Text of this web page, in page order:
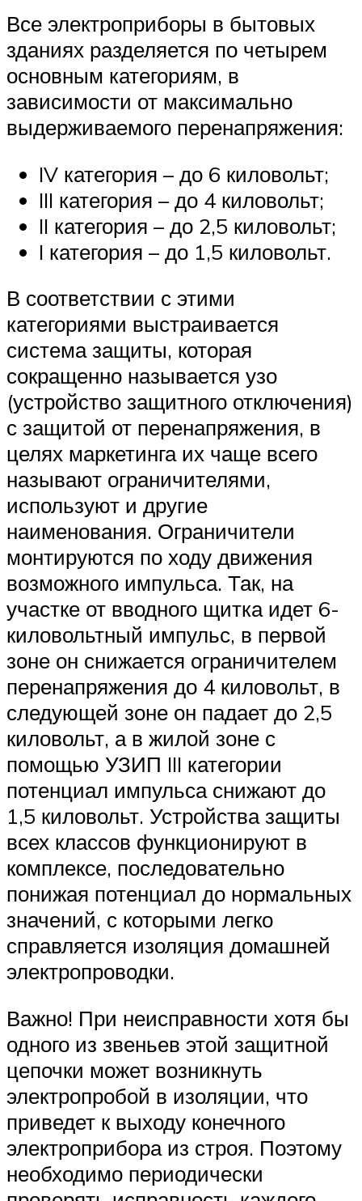
Все электроприборы в бытовых
зданиях разделяется по четырем
основным категориям, в
зависимости от максимально
выдерживаемого перенапряжения:
IV категория – до 6 киловольт;
III категория – до 4 киловольт;
II категория – до 2,5 киловольт;
I категория – до 1,5 киловольт.
В соответствии с этими
категориями выстраивается
система защиты, которая
сокращенно называется узо
(устройство защитного отключения)
с защитой от перенапряжения, в
целях маркетинга их чаще всего
называют ограничителями,
используют и другие
наименования. Ограничители
монтируются по ходу движения
возможного импульса. Так, на
участке от вводного щитка идет 6-
киловольтный импульс, в первой
зоне он снижается ограничителем
перенапряжения до 4 киловольт, в
следующей зоне он падает до 2,5
киловольт, а в жилой зоне с
помощью УЗИП III категории
потенциал импульса снижают до
1,5 киловольт. Устройства защиты
всех классов функционируют в
комплексе, последовательно
понижая потенциал до нормальных
значений, с которыми легко
справляется изоляция домашней
электропроводки.
Важно! При неисправности хотя бы
одного из звеньев этой защитной
цепочки может возникнуть
электропробой в изоляции, что
приведет к выходу конечного
электроприбора из строя. Поэтому
необходимо периодически